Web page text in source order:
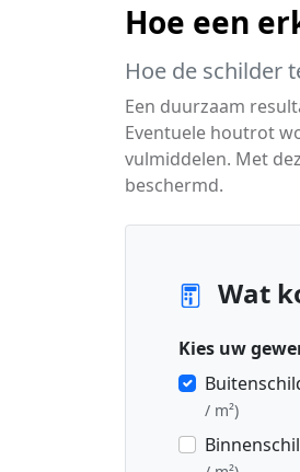
Hoe een
Hoe de schilder
Een duurzaam
Eventuele houtrot
vulmiddelen. Met
beschermd.
Wat
Kies uw
/ m²)